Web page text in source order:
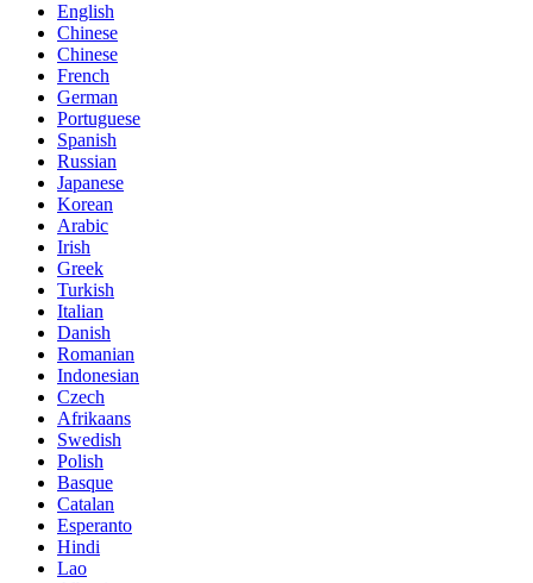
English
Chinese
Chinese
French
German
Portuguese
Spanish
Russian
Japanese
Korean
Arabic
Irish
Greek
Turkish
Italian
Danish
Romanian
Indonesian
Czech
Afrikaans
Swedish
Polish
Basque
Catalan
Esperanto
Hindi
Lao